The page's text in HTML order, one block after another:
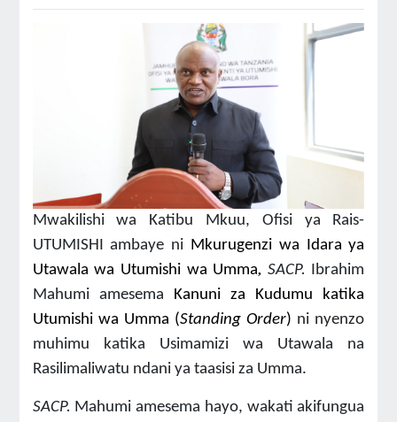
Mwakilishi wa Katibu Mkuu, Ofisi ya Rais-
UTUMISHI ambaye ni Mkurugenzi wa Idara ya
Utawala wa Utumishi wa Umma, SACP. Ibrahim
Mahumi amesema Kanuni za Kudumu katika
Utumishi wa Umma (Standing Order) ni nyenzo
muhimu katika Usimamizi wa Utawala na
Rasilimaliwatu ndani ya taasisi za Umma.
SACP. Mahumiamesema hayo, wakati akifungua